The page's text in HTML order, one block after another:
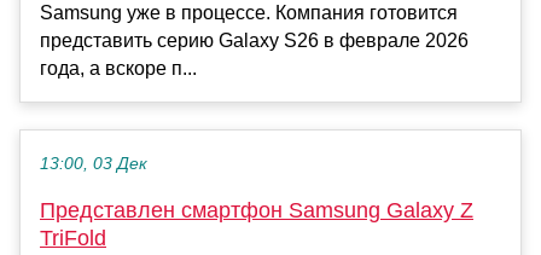
Samsung уже в процессе. Компания готовится
представить серию Galaxy S26 в феврале 2026
года, а вскоре п...
13:00, 03 Дек
Представлен смартфон Samsung Galaxy Z
TriFold